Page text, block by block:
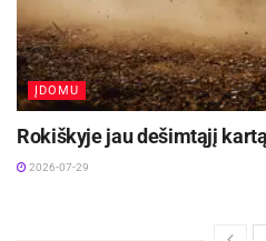
ĮDOMU
Rokiškyje jau dešimtąjį
2026-07-29